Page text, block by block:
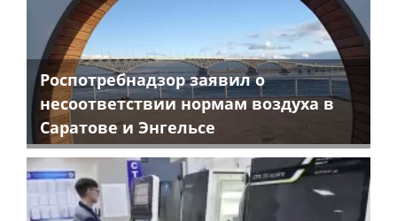
Роспотребнадзор заявил о
несоответствии нормам воздуха в
Саратове и Энгельсе